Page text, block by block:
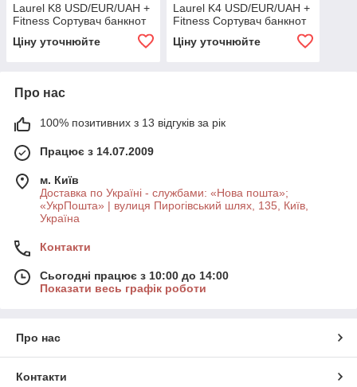
Laurel K8 USD/EUR/UAH +
Fitness Сортувач банкнот
Ціну уточнюйте
Laurel K4 USD/EUR/UAH +
Fitness Сортувач банкнот
Ціну уточнюйте
Про нас
100% позитивних з 13 відгуків за рік
Працює з 14.07.2009
м. Київ
Доставка по Україні - службами: «Нова пошта»;
«УкрПошта» | вулиця Пирогівський шлях, 135, Київ,
Україна
Контакти
Сьогодні працює з 10:00 до 14:00
Показати весь графік роботи
Про нас
Контакти